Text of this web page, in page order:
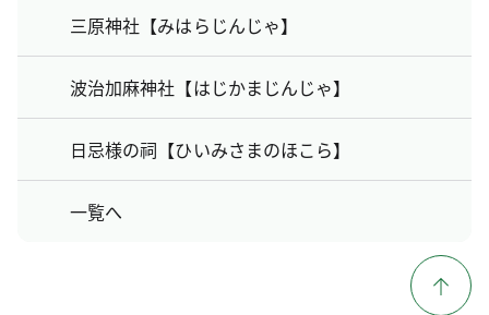
三原神社【みはらじんじゃ】
波治加麻神社【はじかまじんじゃ】
日忌様の祠【ひいみさまのほこら】
一覧へ